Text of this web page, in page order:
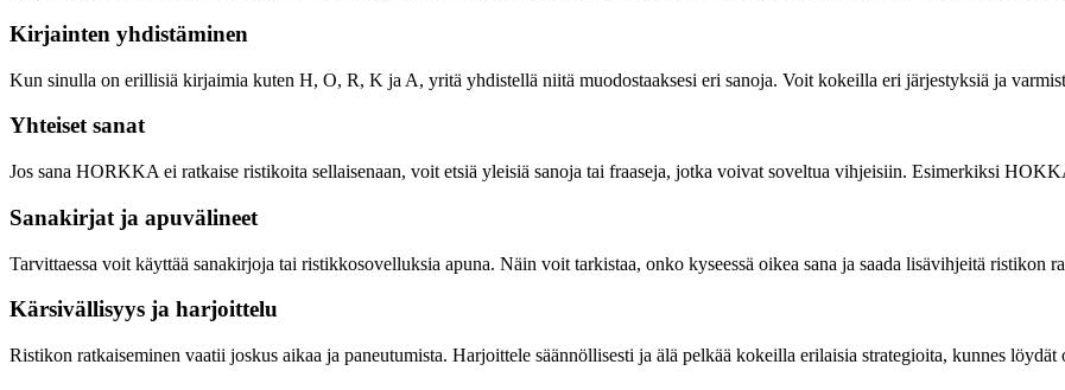
Kirjainten yhdistäminen
Kun sinulla on erillisiä kirjaimia kuten H, O, R, K ja A, yritä yhdistellä niitä muodostaaksesi eri sanoja. Voit kokeilla eri järjestyksiä ja
Yhteiset sanat
Jos sana HORKKA ei ratkaise ristikoita sellaisenaan, voit etsiä yleisiä sanoja tai fraaseja, jotka voivat soveltua vihjeisiin. Esimerkiksi
Sanakirjat ja apuvälineet
Tarvittaessa voit käyttää sanakirjoja tai ristikkosovelluksia apuna. Näin voit tarkistaa, onko kyseessä oikea sana ja saada lisävihjeitä ristikon
Kärsivällisyys ja harjoittelu
Ristikon ratkaiseminen vaatii joskus aikaa ja paneutumista. Harjoittele säännöllisesti ja älä pelkää kokeilla erilaisia strategioita, kunnes